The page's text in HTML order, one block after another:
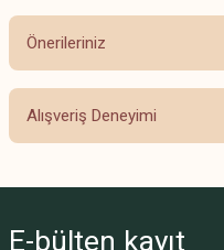
Bu ürüne
Önerileriniz
Bu ürünün fiyat bilgisi, resim,
yetersiz gördüğünüz noktaları
iletebilirsiniz.
Alışveriş Deneyimi
E-bülten kayıt